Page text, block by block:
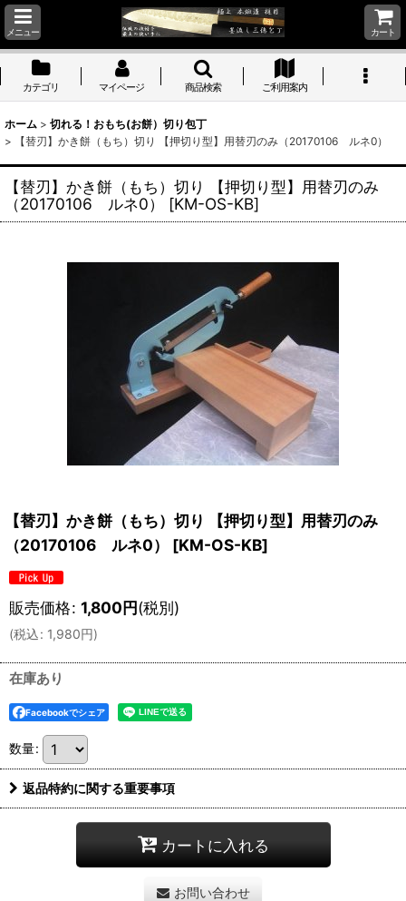
メニュー カート
カテゴリ マイページ 商品検索 ご利用案内
ホーム > 切れる！おもち(お餅）切り包丁
>
【替刃】かき餅（もち）切り 【押切り型】用替刃のみ（20170106 ルネ0）
【替刃】かき餅（もち）切り 【押切り型】用替刃のみ
（20170106 ルネ0）
[KM-OS-KB]
【替刃】かき餅（もち）切り 【押切り型】用替刃のみ
（20170106 ルネ0）
[KM-OS-KB]
販売価格: 1,800円(税別)
(税込: 1,980円)
在庫あり
Facebookでシェア
数量:
返品特約に関する重要事項
カートに入れる
お問い合わせ